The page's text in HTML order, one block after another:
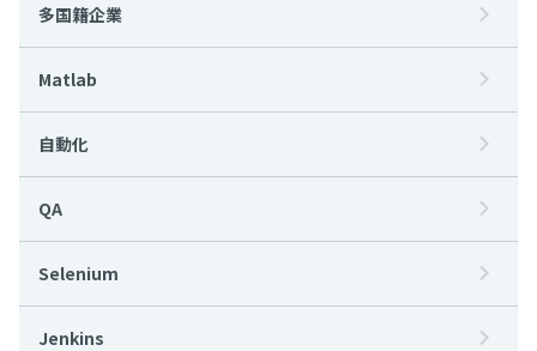
多国籍企業
Matlab
自動化
QA
Selenium
Jenkins